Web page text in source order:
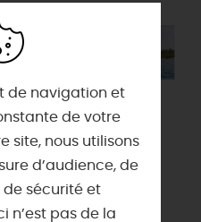
de navigation et
de votre
site, nous utilisons
d’audience, de
sécurité et
n’est pas de la